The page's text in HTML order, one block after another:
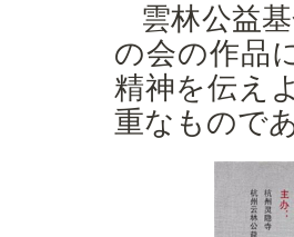
雲林公益
の会の作品
精神を伝え
重なもので